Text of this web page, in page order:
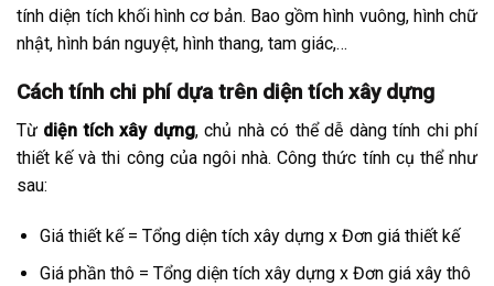
tính diện tích khối hình cơ bản. Bao gồm hình vuông, hình chữ
nhật, hình bán nguyệt, hình thang, tam giác,…
Cách tính chi phí dựa trên diện tích xây dựng
Từ diện tích xây dựng, chủ nhà có thể dễ dàng tính chi phí
thiết kế và thi công của ngôi nhà. Công thức tính cụ thể như
sau:
Giá thiết kế = Tổng diện tích xây dựng x Đơn giá thiết kế
Giá phần thô = Tổng diện tích xây dựng x Đơn giá xây thô